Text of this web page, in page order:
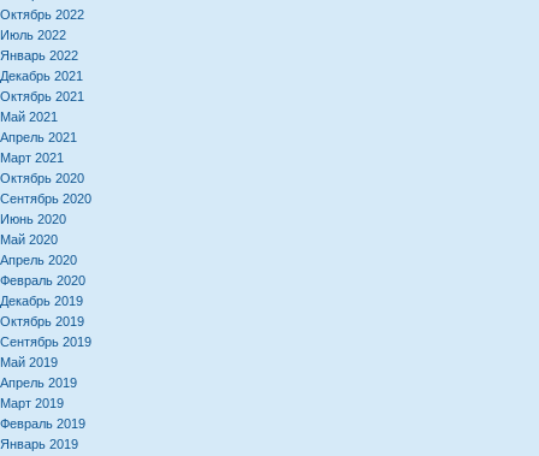
Октябрь 2022
Июль 2022
Январь 2022
Декабрь 2021
Октябрь 2021
Май 2021
Апрель 2021
Март 2021
Октябрь 2020
Сентябрь 2020
Июнь 2020
Май 2020
Апрель 2020
Февраль 2020
Декабрь 2019
Октябрь 2019
Сентябрь 2019
Май 2019
Апрель 2019
Март 2019
Февраль 2019
Январь 2019